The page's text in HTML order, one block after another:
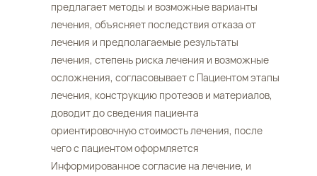
предлагает методы и возможные варианты
лечения, объясняет последствия отказа от
лечения и предполагаемые результаты
лечения, степень риска лечения и возможные
осложнения, согласовывает с Пациентом этапы
лечения, конструкцию протезов и материалов,
доводит до сведения пациента
ориентировочную стоимость лечения, после
чего с пациентом оформляется
Информированное согласие на лечение, и